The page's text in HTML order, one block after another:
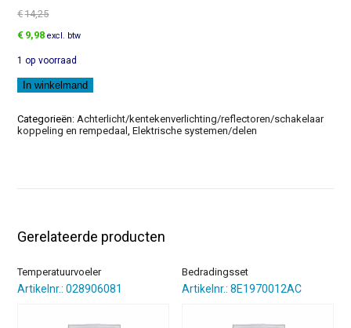
€14,25
Oorspronkelijke
was:
€14,25.
€ 9,98Huidige
is:
€9,98.
excl. btw
1 op voorraad
Schakelaar
aantal
In winkelmand
Categorieën:Achterlicht/kentekenverlichting/reflectoren/schakelaar
koppeling en rempedaal,Elektrische systemen/delen
Gerelateerde producten
Temperatuurvoeler
Artikelnr.: 028906081
Bedradingsset
Artikelnr.: 8E1970012AC